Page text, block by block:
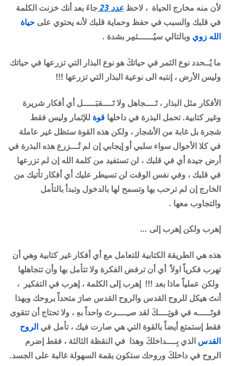
لأن منه مخارج الحياة ، لاحظ عدد 23
جاءَ بعد أنك خزنت الكلمة
في قلبك والسبب في حفظ وحماية قلبك لأنه يحتوي على حياة
الله زوي وبالتالي سيُــــــثمِر بشدة .
ما يُــحدد نوع الثمر في حياتكَ هو نوع البذار التي تزرعها في حياتك
وليس الأرض ، إنتبه الى نوعية البذار التي تزرعها !!!
الأفكار مثل البذار ، تَــــجاهل ولا تَــــقبَـــــل أي أفكار شريرة
وغير كتابية. تحمل البذرة في داخلها قوة للإثمار وليس فقط
شجرة بل غابة من الأشجار ، ولكن هذه القوة ستظل غير عاملة
في كلا الأحوال سواء سلبي أو إيجابي إن لم تُـــزرع هذه البذرة في
أرض جيدة أي في قلبك ، لن تستفيد من كلمة الله إن لم تزرعها
في قلبك ، وفي نفس الوقت لن تسيطر عليك أي أفكار تأتيك من
الخارج إن لم ترحب بها وتسمح لها بالدخول وتبدأ بالتأمل
والتجاوب معها .
إهرب ولكن إهرب إلى …
هذه هي الطريقة الكتابية للتعامل مع أي أفكار غير كتابية وهي أن
تهرب فكرياً اولاً أي أن ترفض الفكرة ولا تتأمل بها وأن تتجاهلها
ولكن عملياً ماذا بعد !!! إهرب إلى الكلمة ، إهرب في التفكير ،
أنتَ هيكل للروح القدس والروح القدس صارَ متحداً بروحك وبهذا
قوتَـــــه في قوتِــــكَ لقد صـِــــرتَ واحداً بهِ ، ولا تحتاج أن تتقوى
فقط إستمتع أيضاً بالقوة التي هي صارت فيك ، تأمل في الروح
القدس الذي بِــــداخلكَ وهذا في النقظة الثالثة ، فقط إضرم
الروح في داخلكَ وروحك ستكون بقمة السهولة غالبة على الجسد.